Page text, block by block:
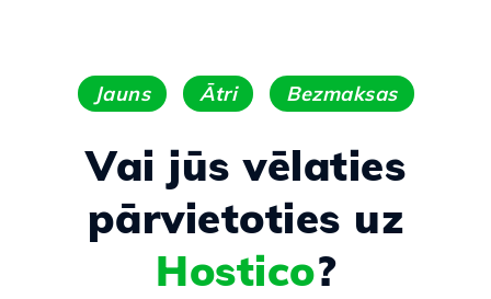
Jauns Ātri Bezmaksas
Vai jūs vēlaties
pārvietoties uz
Hostico?